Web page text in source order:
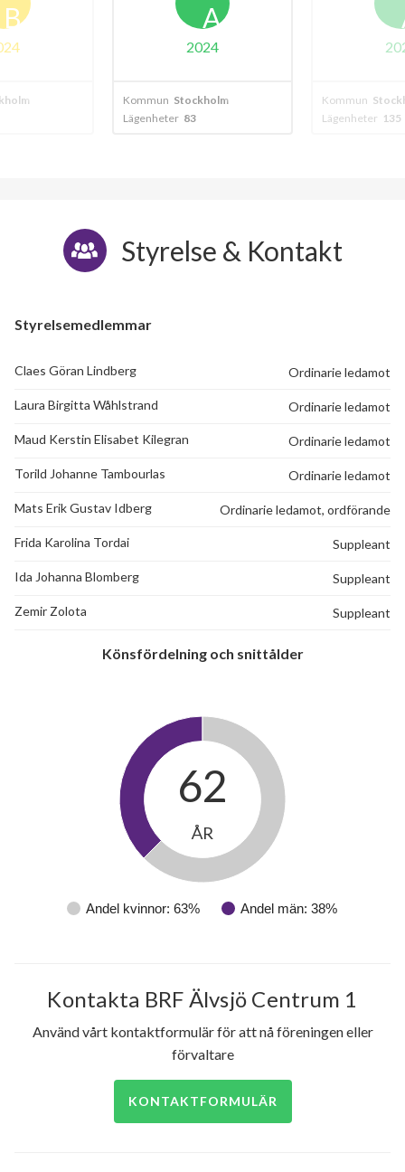
B A
2024
Kommun Stockholm
Lägenheter 83
Kommun
Lägenheter 135
Styrelse & Kontakt
Styrelsemedlemmar
Claes Göran Lindberg Ordinarie ledamot
Laura Birgitta Wåhlstrand Ordinarie ledamot
Maud Kerstin Elisabet Kilegran Ordinarie ledamot
Torild Johanne Tambourlas Ordinarie ledamot
Mats Erik Gustav Idberg Ordinarie ledamot, ordförande
Frida Karolina Tordai Suppleant
Ida Johanna Blomberg Suppleant
Zemir Zolota Suppleant
Könsfördelning och snittålder
Andel kvinnor: 63% Andel män: 38%
62
ÅR
Kontakta BRF Älvsjö Centrum 1
Använd vårt kontaktformulär för att nå föreningen eller
förvaltare
KONTAKTFORMULÄR